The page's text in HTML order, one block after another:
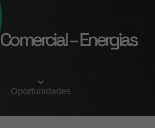
– Energias
Oportunidades